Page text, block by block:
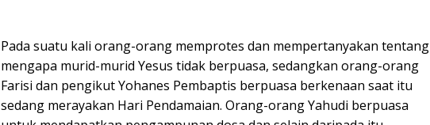
Pada suatu kali orang-orang memprotes dan mempertanyakan tentang
mengapa murid-murid Yesus tidak berpuasa, sedangkan orang-orang
Farisi dan pengikut Yohanes Pembaptis berpuasa berkenaan saat itu
sedang merayakan Hari Pendamaian. Orang-orang Yahudi berpuasa